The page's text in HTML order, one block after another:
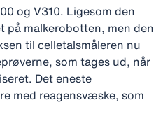
og V310. Ligesom den
på malkerobotten, men den
til celletalsmåleren nu
som tages ud, når
Det eneste
med reagensvæske, som